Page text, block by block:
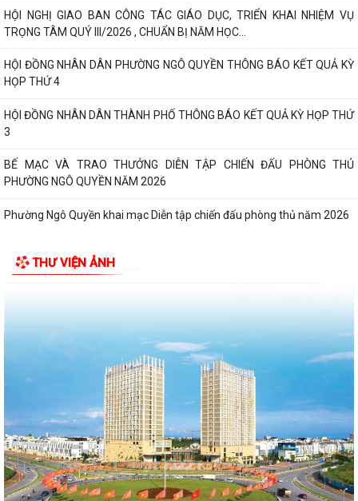
HỘI NGHỊ GIAO BAN CÔNG TÁC GIÁO DỤC, TRIỂN KHAI NHIỆM VỤ
TRỌNG TÂM QUÝ III/2026 , CHUẨN BỊ NĂM HỌC...
HỘI ĐỒNG NHÂN DÂN PHƯỜNG NGÔ QUYỀN THÔNG BÁO KẾT QUẢ KỲ
HỌP THỨ 4
HỘI ĐỒNG NHÂN DÂN THÀNH PHỐ THÔNG BÁO KẾT QUẢ KỲ HỌP THỨ
3
BẾ MẠC VÀ TRAO THƯỞNG DIỄN TẬP CHIẾN ĐẤU PHÒNG THỦ
PHƯỜNG NGÔ QUYỀN NĂM 2026
Phường Ngô Quyền khai mạc Diễn tập chiến đấu phòng thủ năm 2026
THƯ TRI ÂN GIA ĐÌNH CÁC ANH HÙNG LIỆT...
Phường Ngô Quyền: Chuỗi hoạt động tri ân, “Đền ơn đáp nghĩa” thiết
thực nhân kỷ niệm 79 năm Ngày...
PHƯỜNG NGÔ QUYỀN TỔ CHỨC HỘI NGHỊ TRAO TẶNG ẢNH PHỤC CHẾ
LIỆT SĨ VÀ TẶNG QUÀ CHO CÁC HỘ GIA ĐÌNH...
ỦY BAN NHÂN DÂN PHƯỜNG NGÔ QUYỀN THÔNG TIN Về việc cưỡng
chế cưỡng chế 02 tổ chức để thu hồi nhà là...
PHƯỜNG NGÔ QUYỀN THĂM HỎI, TẶNG QUÀ GIA ĐÌNH CHÍNH SÁCH,
NGƯỜI CÓ CÔNG NHÂN DỊP 27/7
THƯ VIỆN ẢNH